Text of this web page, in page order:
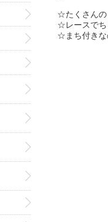
☆たくさんの
☆レースでち
☆まち付きな